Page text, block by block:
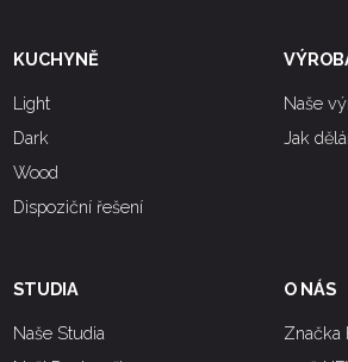
KUCHYNĚ
Light
Dark
Wood
Dispoziční řešení
Naše
Jak
STUDIA
Naše Studia
O NÁS
Značka